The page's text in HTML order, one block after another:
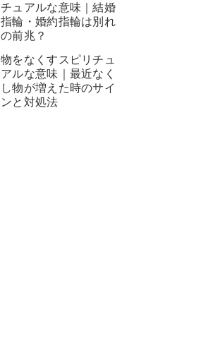
チュアルな意味｜結婚
指輪・婚約指輪は別れ
の前兆？
物をなくすスピリチュ
アルな意味｜最近なく
し物が増えた時のサイ
ンと対処法